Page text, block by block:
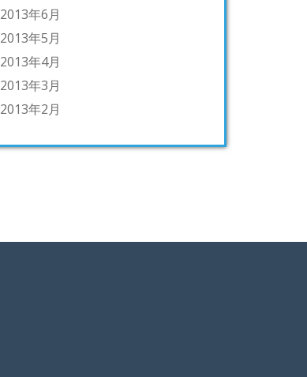
2013年6月
2013年5月
2013年4月
2013年3月
2013年2月